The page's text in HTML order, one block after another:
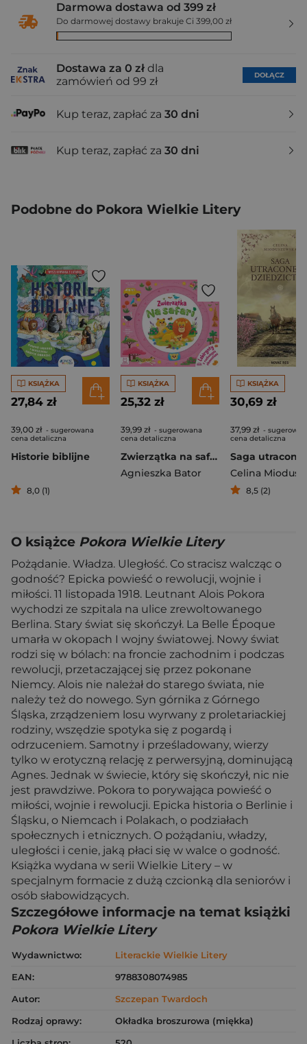
Darmowa dostawa od 399 zł
Do darmowej dostawy brakuje Ci 399,00 zł
Dostawa za 0 zł dla
zamówień od 99 zł
DOŁĄCZ
Kup teraz, zapłać za 30 dni
Kup teraz, zapłać za 30 dni
Podobne do Pokora Wielkie Litery
KSIĄŻKA
27,84 zł
39,00 zł - sugerowana
cena detaliczna
Historie biblijne
8,0 (1)
KSIĄŻKA
25,32 zł
39,99 zł - sugerowana
cena detaliczna
Zwierzątka na safari. Labirynty z ruchomymi elementami
Agnieszka Bator
KSIĄŻKA
30,69 zł
37,99 zł -
cena detaliczna
8,5 (2)
O książce Pokora Wielkie Litery
Pożądanie. Władza. Uległość. Co stracisz walcząc o
godność? Epicka powieść o rewolucji, wojnie i
miłości. 11 listopada 1918. Leutnant Alois Pokora
wychodzi ze szpitala na ulice zrewoltowanego
Berlina. Stary świat się skończył. La Belle Époque
umarła w okopach I wojny światowej. Nowy świat
rodzi się w bólach: na froncie zachodnim i podczas
rewolucji, przetaczającej się przez pokonane
Niemcy. Alois nie należał do starego świata, nie
należy też do nowego. Syn górnika z Górnego
Śląska, zrządzeniem losu wyrwany z proletariackiej
rodziny, wszędzie spotyka się z pogardą i
odrzuceniem. Samotny i prześladowany, wierzy
tylko w erotyczną relację z perwersyjną, dominującą
Agnes. Jednak w świecie, który się skończył, nic nie
jest prawdziwe. Pokora to porywająca powieść o
miłości, wojnie i rewolucji. Epicka historia o Berlinie i
Śląsku, o Niemcach i Polakach, o podziałach
społecznych i etnicznych. O pożądaniu, władzy,
uległości i cenie, jaką płaci się w walce o godność.
Książka wydana w serii Wielkie Litery – w
specjalnym formacie z dużą czcionką dla seniorów i
osób słabowidzących.
Szczegółowe informacje na temat książki
Pokora Wielkie Litery
Wydawnictwo:
Literackie Wielkie Litery
EAN:
9788308074985
Autor:
Szczepan Twardoch
Rodzaj oprawy:
Okładka broszurowa (miękka)